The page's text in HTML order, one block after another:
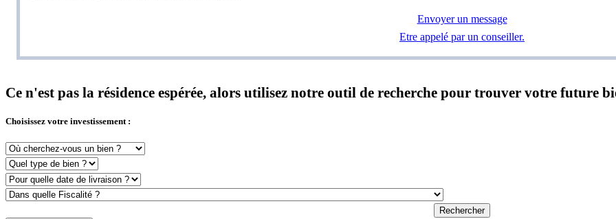
Envoyer un message
Etre appelé par un conseiller.
Ce n'est pas la résidence espérée, alors utilisez notre outil de recherche pour trouver votre future
Choisissez votre investissement :
Rechercher